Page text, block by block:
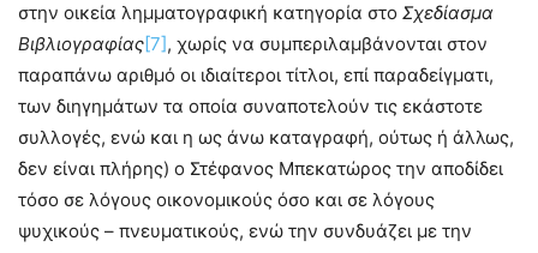
στην οικεία λημματογραφική κατηγορία στο Σχεδίασμα
Βιβλιογραφίας[7], χωρίς να συμπεριλαμβάνονται στον
παραπάνω αριθμό οι ιδιαίτεροι τίτλοι, επί παραδείγματι,
των διηγημάτων τα οποία συναποτελούν τις εκάστοτε
συλλογές, ενώ και η ως άνω καταγραφή, ούτως ή άλλως,
δεν είναι πλήρης) ο Στέφανος Μπεκατώρος την αποδίδει
τόσο σε λόγους οικονομικούς όσο και σε λόγους
ψυχικούς – πνευματικούς, ενώ την συνδυάζει με την